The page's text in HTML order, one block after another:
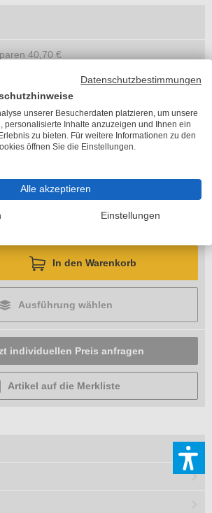
40,70 €
In den Warenkorb
Ausführung wählen
individuellen Preis anfragen
Artikel auf die Merkliste
Datenschutzbestimmungen
unserer Besucherdaten platzieren, um unsere
personalisierte Inhalte anzuzeigen und Ihnen ein
zu bieten. Für weitere Informationen zu den
öffnen Sie die Einstellungen.
Alle akzeptieren
Einstellungen